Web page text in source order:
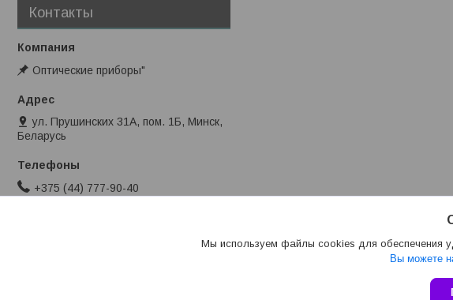
Контакты
Оптические приборы"
ул. Прушинских 31А, пом. 1Б, Минск,
Беларусь
+375 (44) 777-90-40
Мы используем файлы cookies для обеспечения
Вы можете